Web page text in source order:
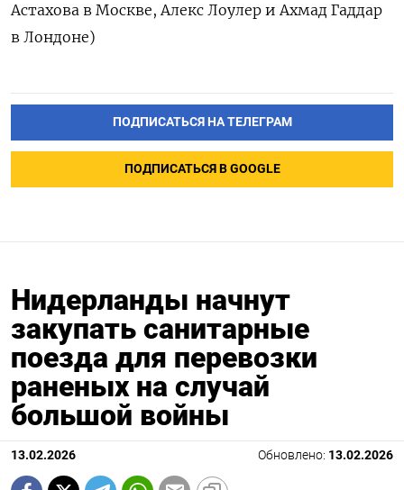
Астахова в Москве, ‌Алекс Лоулер и Ахмад Гаддар
в Лондоне)
ПОДПИСАТЬСЯ НА ТЕЛЕГРАМ
ПОДПИСАТЬСЯ В GOOGLE
Нидерланды начнут
закупать санитарные
поезда для перевозки
раненых на случай
большой войны
13.02.2026 Обновлено: 13.02.2026